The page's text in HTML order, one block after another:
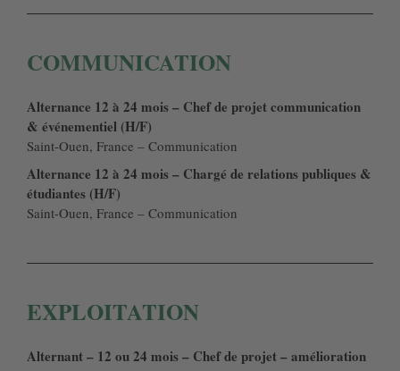
COMMUNICATION
Alternance 12 à 24 mois – Chef de projet communication
& événementiel (H/F)
Saint-Ouen, France – Communication
Alternance 12 à 24 mois – Chargé de relations publiques &
étudiantes (H/F)
Saint-Ouen, France – Communication
EXPLOITATION
Alternant – 12 ou 24 mois – Chef de projet – amélioration